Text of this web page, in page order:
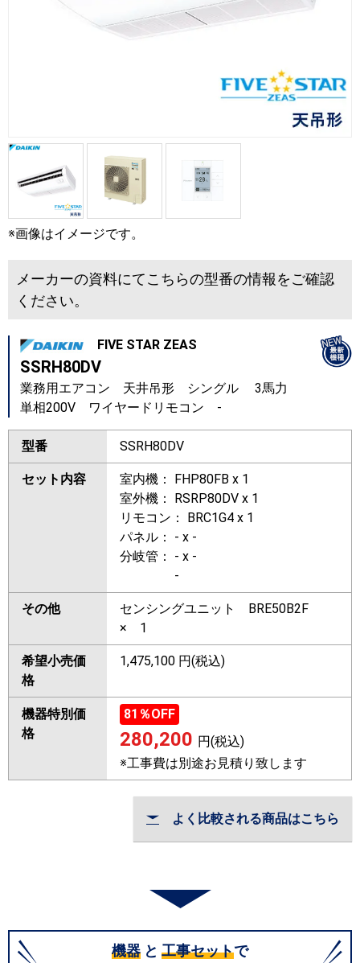
※画像はイメージです。
メーカーの資料にてこちらの型番の情報をご確認
ください。
FIVE STAR ZEAS
SSRH80DV
業務用エアコン 天井吊形 シングル 3馬力
単相200V ワイヤードリモコン -
型番 SSRH80DV
セット内容
室内機： FHP80FB x 1
室外機： RSRP80DV x 1
リモコン： BRC1G4 x 1
パネル： - x -
分岐管： - x -
-
その他
センシングユニット BRE50B2F
× 1
希望小売価
格
1,475,100 円(税込)
機器特別価
格
81 ％OFF
280,200 円(税込)
※工事費は別途お見積り致します
よく比較される商品はこちら
機器 と 工事セットで